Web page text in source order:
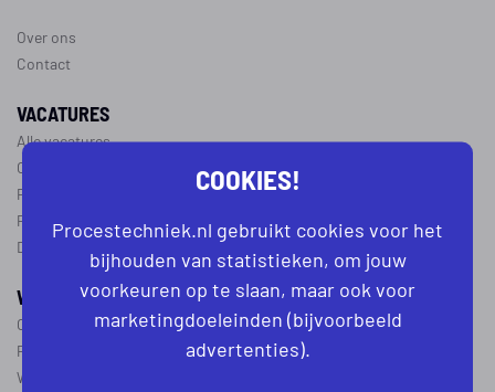
Over ons
Contact
VACATURES
Alle vacatures
Operator vacatures
Productiemedewerker vacatures
Ploegleider vacatures
Dagdienst vacatures
WERKEN IN DE PROCESTECHNIEK
Over de procestechniek
Ploegendienst
Wat is een procesoperator
COOKIES!
Procestechniek.nl gebruikt cookies voor het
bijhouden van statistieken, om jouw
voorkeuren op te slaan, maar ook voor
marketingdoeleinden (bijvoorbeeld
advertenties).